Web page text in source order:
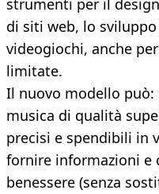
strumenti per il
di siti web, lo
videogiochi, anche
limitate.
Il nuovo modello
musica di qualità
precisi e spendibili in
fornire informazioni e
benessere (senza